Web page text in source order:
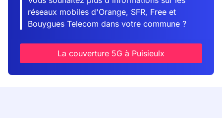
réseaux mobiles d'Orange, SFR, Free et
Bouygues Telecom dans votre commune ?
La couverture 5G à Puisieulx